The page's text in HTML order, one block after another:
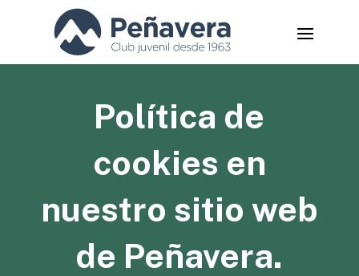
Política de
cookies en
nuestro sitio web
de Peñavera.